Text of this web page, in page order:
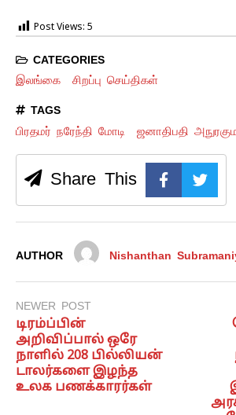
Post Views: 5
CATEGORIES
இலங்கை சிறப்பு செய்திகள்
TAGS
பிரதமர் நரேந்தி மோடி ஜனாதிபதி
Share This
AUTHOR Nishanthan
NEWER POST
டிரம்ப்பின்
அறிவிப்பால் ஒரே
நாளில் 208 பில்லியன்
டாலர்களை இழந்த
உலக பணக்காரர்கள்